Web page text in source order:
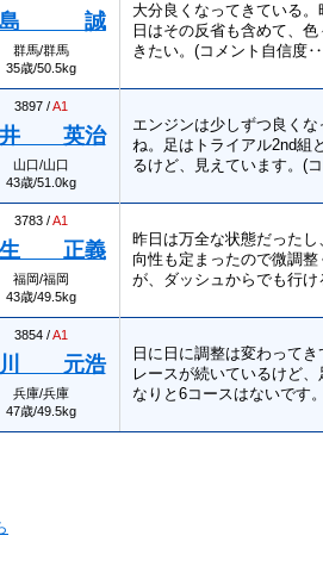
島 誠
群馬/群馬
35歳/50.5kg
大分良くなってきている
日はその反省も含めて、
きたい。(コメント自信
3897 /A1
井 英治
山口/山口
43歳/51.0kg
エンジンは少しずつ良く
ね。足はトライアル2nd組
るけど、見えています。
3783 /A1
生 正義
福岡/福岡
43歳/49.5kg
昨日は万全な状態だった
向性も定まったので微調
が、ダッシュからでも行
3854 /A1
川 元浩
兵庫/兵庫
47歳/49.5kg
日に日に調整は変わって
レースが続いているけど
なりと6コースはないで